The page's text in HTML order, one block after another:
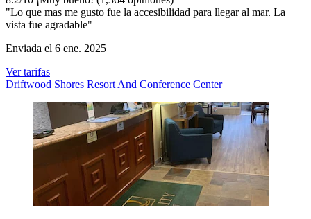
"Lo que mas me gusto fue la accesibilidad para llegar al mar. La
vista fue agradable"
Enviada el 6 ene. 2025
Ver tarifas
Driftwood Shores Resort And Conference Center